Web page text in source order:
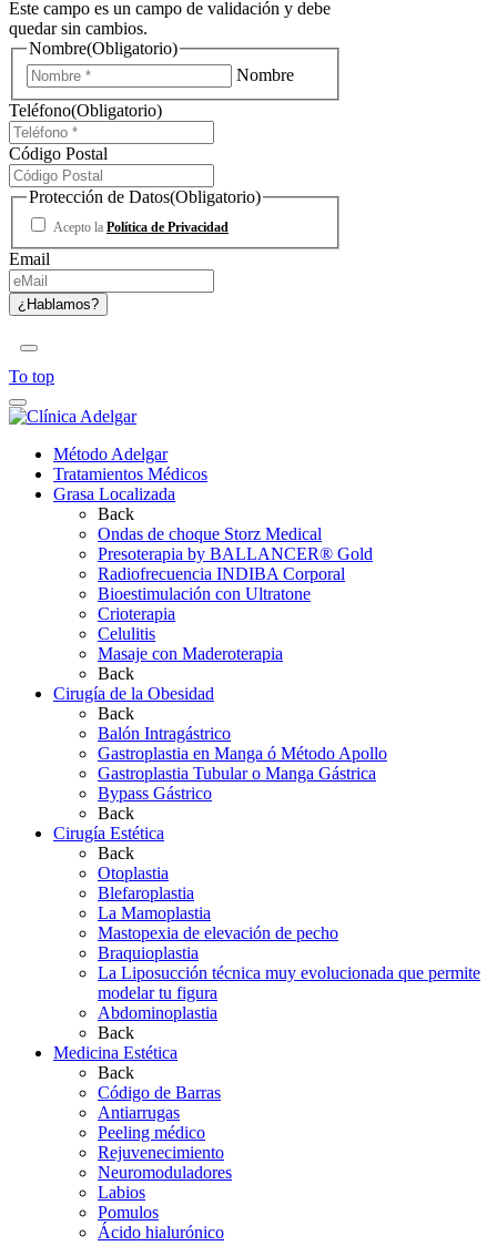
Este campo es un campo de validación y debe
quedar sin cambios.
Nombre(Obligatorio)
Nombre
Teléfono(Obligatorio)
Código Postal
Protección de Datos(Obligatorio)
Acepto la Política de Privacidad
Email
To top
Método Adelgar
Tratamientos Médicos
Grasa Localizada
Back
Ondas de choque Storz Medical
Presoterapia by BALLANCER® Gold
Radiofrecuencia INDIBA Corporal
Bioestimulación con Ultratone
Crioterapia
Celulitis
Masaje con Maderoterapia
Back
Cirugía de la Obesidad
Back
Balón Intragástrico
Gastroplastia en Manga ó Método Apollo
Gastroplastia Tubular o Manga Gástrica
Bypass Gástrico
Back
Cirugía Estética
Back
Otoplastia
Blefaroplastia
La Mamoplastia
Mastopexia de elevación de pecho
Braquioplastia
La Liposucción técnica muy evolucionada que permite
modelar tu figura
Abdominoplastia
Back
Medicina Estética
Back
Código de Barras
Antiarrugas
Peeling médico
Rejuvenecimiento
Neuromoduladores
Labios
Pomulos
Ácido hialurónico